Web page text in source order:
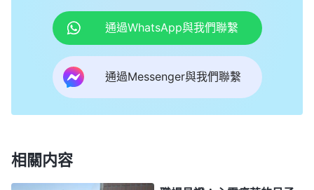
的衣服不敢當着弟兄姊妹的面穿呢？他心裏喜歡時髦
的東西，還跟外邦人一樣追隨世界潮流，又怕弟兄姊
妹看透他太虚浮，不是端莊正派的人，心裏追求時髦
的東西又放不下，就只能在家裏穿，不敢讓弟兄姊妹
看見。他喜歡的東西不能拿到大面兒上，為什麽就不
來，這就是憑撒但性情活着的人。説話做事總是弄虚
通過WhatsApp與我們聯繫
通過Messenger與我們聯繫
相關内容